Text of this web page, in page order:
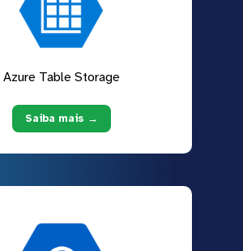
Azure Table Storage
Saiba mais →